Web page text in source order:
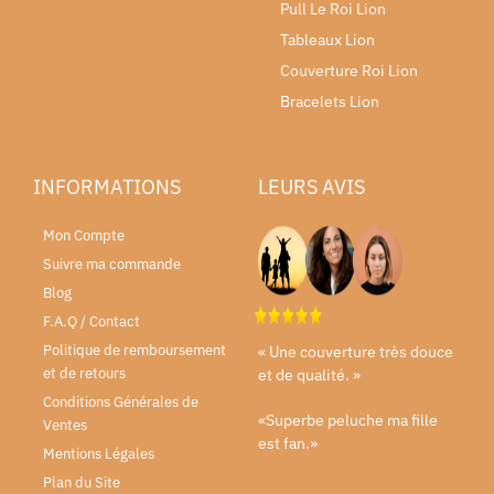
Pull Le Roi Lion
Tableaux Lion
Couverture Roi Lion
Bracelets Lion
INFORMATIONS
Mon Compte
Suivre ma commande
Blog
F.A.Q / Contact
Politique de remboursement
et de retours
Conditions Générales de
Ventes
Mentions Légales
Plan du Site
LEURS AVIS
« Une couverture très douce
et de qualité. »
«Superbe peluche ma fille
est fan.»